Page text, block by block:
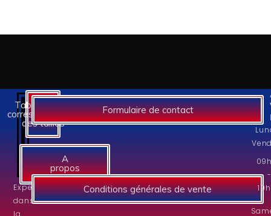
Experts
dans
la
Tableaux des
correspondances
des tailles
A
propos
Formulaire de contact
Conditions générales de vente
-